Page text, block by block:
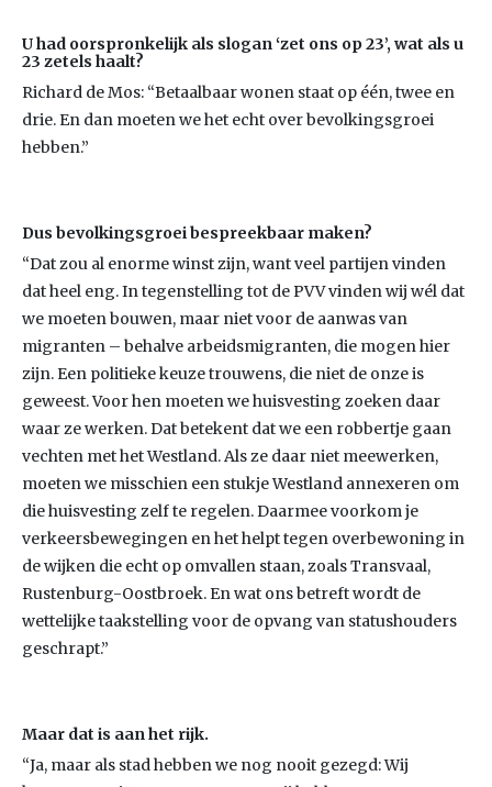
U had oorspronkelijk als slogan ‘zet ons op 23’, wat als u
23 zetels haalt?
Richard de Mos: “Betaalbaar wonen staat op één, twee en
drie. En dan moeten we het echt over bevolkingsgroei
hebben.”
Dus bevolkingsgroei bespreekbaar maken?
“Dat zou al enorme winst zijn, want veel partijen vinden
dat heel eng. In tegenstelling tot de PVV vinden wij wél dat
we moeten bouwen, maar niet voor de aanwas van
migranten – behalve arbeidsmigranten, die mogen hier
zijn. Een politieke keuze trouwens, die niet de onze is
geweest. Voor hen moeten we huisvesting zoeken daar
waar ze werken. Dat betekent dat we een robbertje gaan
vechten met het Westland. Als ze daar niet meewerken,
moeten we misschien een stukje Westland annexeren om
die huisvesting zelf te regelen. Daarmee voorkom je
verkeersbewegingen en het helpt tegen overbewoning in
de wijken die echt op omvallen staan, zoals Transvaal,
Rustenburg-Oostbroek. En wat ons betreft wordt de
wettelijke taakstelling voor de opvang van statushouders
geschrapt.”
Maar dat is aan het rijk.
“Ja, maar als stad hebben we nog nooit gezegd: Wij